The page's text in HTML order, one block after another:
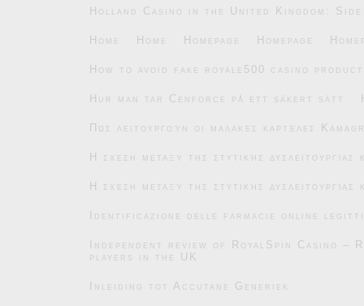
Holland Casino in the United Kingdom:
Home Home Homepage Homepage
How to avoid fake royale500 casino
Hur man tar Cenforce på ett säkert sätt
Πώς λειτουργούν οι μαλακές καρτέλες
Η σχέση μεταξύ της στυτικής
Η σχέση μεταξύ της στυτικής
Identificazione delle farmacie online
Independent review of RoyalSpin Casino
players in the UK
Inleiding tot Accutane Generiek